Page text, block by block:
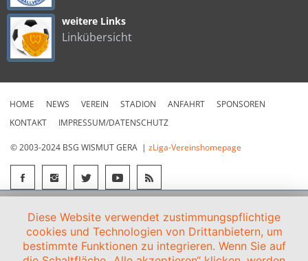
weitere Links
Linkübersicht
HOME NEWS VEREIN STADION ANFAHRT
SPONSOREN
KONTAKT
IMPRESSUM/DATENSCHUTZ
© 2003-2024 BSG WISMUT GERA | zLiga-Vereinshomepage
Diese Website verwendet zustimmungspflichtige
cookies und Technologien von Drittanbietern, um
bestimmte Funktionen zu integrieren. Wenn Sie auf